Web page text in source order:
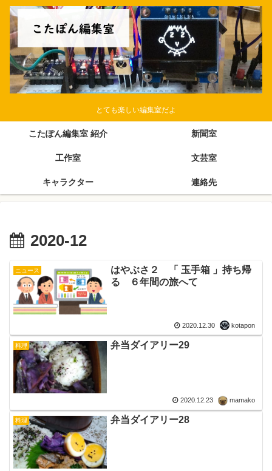
とても楽しい編集室だよ
こたぽん編集室 紹介 新聞室
工作室 文芸室
キャラクター 連絡先
2020-12
ニュース
はやぶさ２ 「 玉手箱 」持ち帰
る ６年間の旅へて
2020.12.30 kotapon
料理 弁当ダイアリー29
2020.12.23 mamako
料理 弁当ダイアリー28